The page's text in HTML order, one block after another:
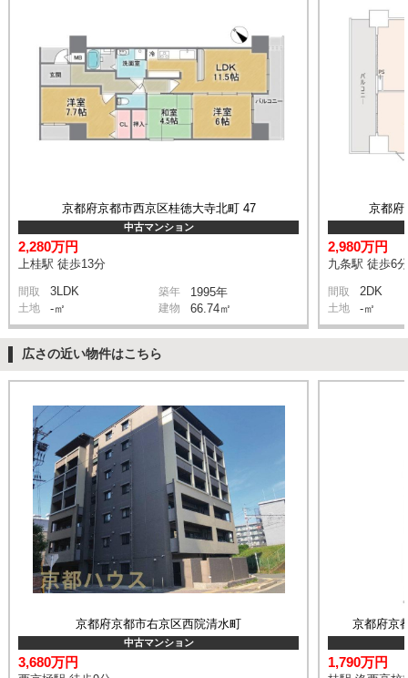
京都府京都市西京区桂徳大寺北町 47
中古マンション
2,280万円
上桂駅 徒歩13分
間取 3LDK 築年 1995年
土地 -㎡ 建物 66.74㎡
京都府
2,980万円
九条駅 徒歩6分
間取 2DK
土地 -㎡
広さの近い物件はこちら
京都府京都市右京区西院清水町
中古マンション
3,680万円
京都府京
1,790万円